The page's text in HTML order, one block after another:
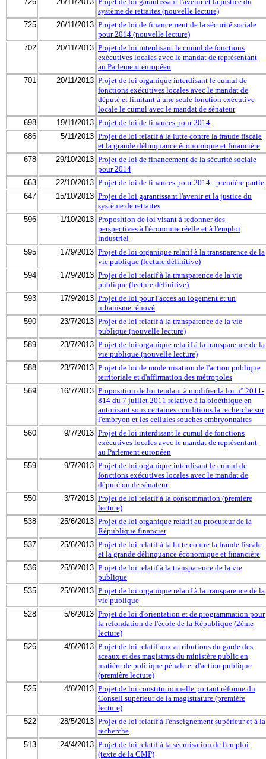
système de retraites (nouvelle lecture)
725
26/11/2013 Projet de loi de financement de la sécurité sociale
pour 2014 (nouvelle lecture)
702
20/11/2013 Projet de loi interdisant le cumul de fonctions
exécutives locales avec le mandat de représentant
au Parlement européen
701
20/11/2013 Projet de loi organique interdisant le cumul de
fonctions exécutives locales avec le mandat de
député et limitant à une seule fonction exécutive
locale le cumul avec le mandat de sénateur
698
19/11/2013 Projet de loi de finances pour 2014
686
5/11/2013 Projet de loi relatif à la lutte contre la fraude fiscale
et la grande délinquance économique et financière
678
29/10/2013 Projet de loi de financement de la sécurité sociale
pour 2014
663
22/10/2013 Projet de loi de finances pour 2014 : première partie
647
15/10/2013 Projet de loi garantissant l'avenir et la justice du
système de retraites
596
1/10/2013 Proposition de loi visant à redonner des
perspectives à l'économie réelle et à l'emploi
industriel
595
17/9/2013 Projet de loi organique relatif à la transparence de la
vie publique (lecture définitive)
594
17/9/2013 Projet de loi relatif à la transparence de la vie
publique (lecture définitive)
593
17/9/2013 Projet de loi pour l'accès au logement et un
urbanisme rénové
590
23/7/2013 Projet de loi relatif à la transparence de la vie
publique (nouvelle lecture)
589
23/7/2013 Projet de loi organique relatif à la transparence de la
vie publique (nouvelle lecture)
588
23/7/2013 Projet de loi de modernisation de l'action publique
territoriale et d'affirmation des métropoles
569
16/7/2013 Proposition de loi tendant à modifier la loi n° 2011-
814 du 7 juillet 2011 relative à la bioéthique en
autorisant sous certaines conditions la recherche sur
l'embryon et les cellules souches embryonnaires
560
9/7/2013 Projet de loi interdisant le cumul de fonctions
exécutives locales avec le mandat de représentant
au Parlement européen
559
9/7/2013 Projet de loi organique interdisant le cumul de
fonctions exécutives locales avec le mandat de
député ou de sénateur
550
3/7/2013 Projet de loi relatif à la consommation (première
lecture)
538
25/6/2013 Projet de loi organique relatif au procureur de la
République financier
537
25/6/2013 Projet de loi relatif à la lutte contre la fraude fiscale
et la grande délinquance économique et financière
536
25/6/2013 Projet de loi relatif à la transparence de la vie
publique
535
25/6/2013 Projet de loi organique relatif à la transparence de la
vie publique
528
5/6/2013 Projet de loi d'orientation et de programmation pour
la refondation de l'école de la République (2ème
lecture)
526
4/6/2013 Projet de loi relatif aux attributions du garde des
sceaux et des magistrats du ministère public en
matière de politique pénale et d'action publique
(première lecture)
525
4/6/2013 Projet de loi constitutionnelle portant réforme du
Conseil supérieur de la magistrature (première
lecture)
522
28/5/2013 Projet de loi relatif à l'enseignement supérieur et à la
recherche
513
24/4/2013 Projet de loi relatif à la sécurisation de l'emploi
(texte de la CMP)